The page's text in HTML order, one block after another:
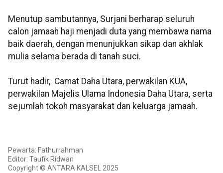
Menutup sambutannya, Surjani berharap seluruh
calon jamaah haji menjadi duta yang membawa nama
baik daerah, dengan menunjukkan sikap dan akhlak
mulia selama berada di tanah suci.
Turut hadir, Camat Daha Utara, perwakilan KUA,
perwakilan Majelis Ulama Indonesia Daha Utara, serta
sejumlah tokoh masyarakat dan keluarga jamaah.
Pewarta: Fathurrahman
Editor: Taufik Ridwan
Copyright © ANTARA KALSEL 2025